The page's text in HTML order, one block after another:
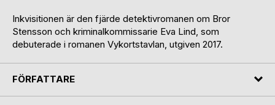
Inkvisitionen är den fjärde detektivromanen om Bror
Stensson och kriminalkommissarie Eva Lind, som
debuterade i romanen Vykortstavlan, utgiven 2017.
FÖRFATTARE